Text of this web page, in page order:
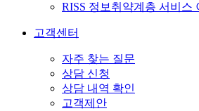
RISS 정보취약계층 서비스
고객센터
자주 찾는 질문
상담 신청
상담 내역 확인
고객제안